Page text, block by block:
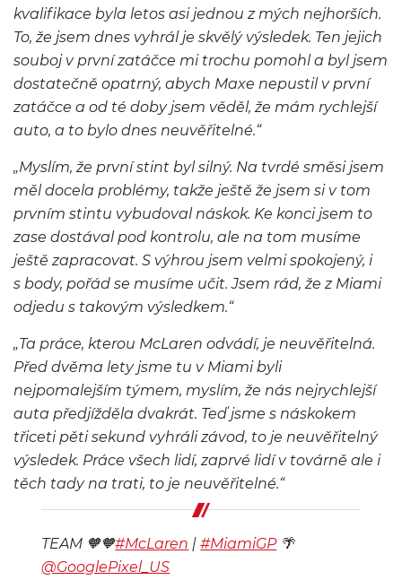
kvalifikace byla letos asi jednou z mých nejhorších.
To, že jsem dnes vyhrál je skvělý výsledek. Ten jejich
souboj v první zatáčce mi trochu pomohl a byl jsem
dostatečně opatrný, abych Maxe nepustil v první
zatáčce a od té doby jsem věděl, že mám rychlejší
auto, a to bylo dnes neuvěřitelné.“
„Myslím, že první stint byl silný. Na tvrdé směsi jsem
měl docela problémy, takže ještě že jsem si v tom
prvním stintu vybudoval náskok. Ke konci jsem to
zase dostával pod kontrolu, ale na tom musíme
ještě zapracovat. S výhrou jsem velmi spokojený, i
s body, pořád se musíme učit. Jsem rád, že z Miami
odjedu s takovým výsledkem.“
„Ta práce, kterou McLaren odvádí, je neuvěřitelná.
Před dvěma lety jsme tu v Miami byli
nejpomalejším týmem, myslím, že nás nejrychlejší
auta předjížděla dvakrát. Teď jsme s náskokem
třiceti pěti sekund vyhráli závod, to je neuvěřitelný
výsledek. Práce všech lidí, zaprvé lidí v továrně ale i
těch tady na trati, to je neuvěřitelné.“
TEAM 🧡🧡#McLaren |#MiamiGP🌴
@GooglePixel_US